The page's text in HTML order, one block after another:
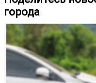
города